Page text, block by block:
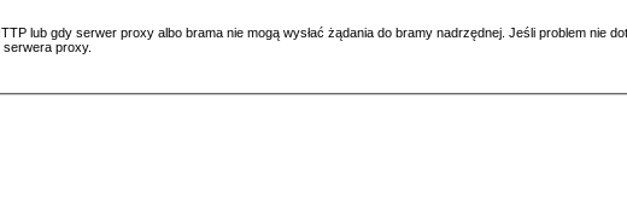
lub gdy serwer proxy albo brama nie mogą wysłać żądania do bramy nadrzędnej. Jeśli problem
proxy.